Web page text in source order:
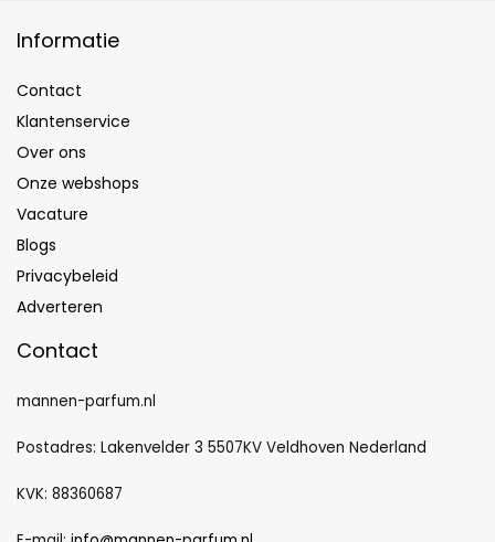
Informatie
Contact
Klantenservice
Over ons
Onze webshops
Vacature
Blogs
Privacybeleid
Adverteren
Contact
mannen-parfum.nl
Postadres: Lakenvelder 3 5507KV Veldhoven Nederland
KVK: 88360687